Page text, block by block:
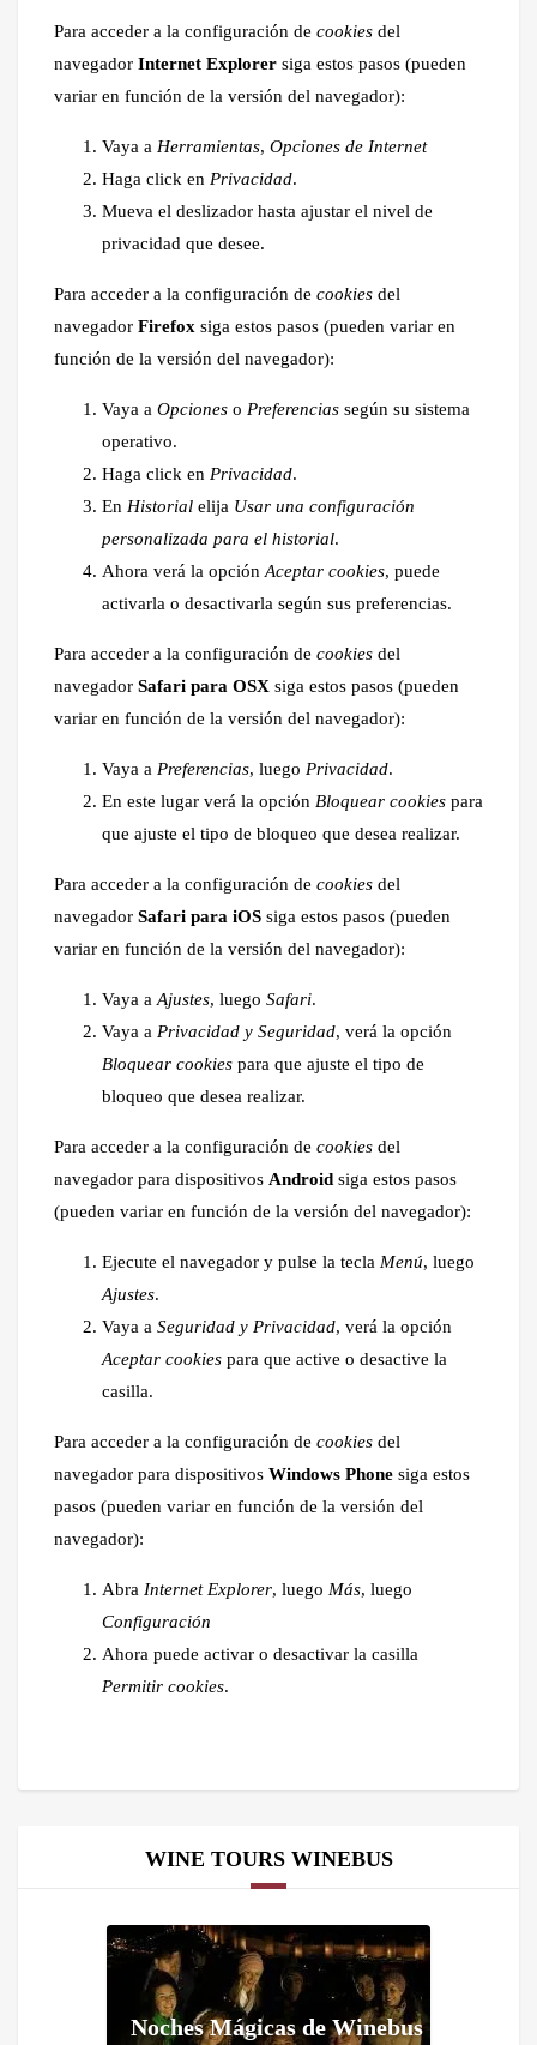
Para acceder a la configuración de cookies del
navegador Internet Explorer siga estos pasos (pueden
variar en función de la versión del navegador):
Vaya a Herramientas, Opciones de Internet
Haga click en Privacidad.
Mueva el deslizador hasta ajustar el nivel de
privacidad que desee.
Para acceder a la configuración de cookies del
navegador Firefox siga estos pasos (pueden variar en
función de la versión del navegador):
Vaya a Opciones o Preferencias según su sistema
operativo.
Haga click en Privacidad.
En Historial elija Usar una configuración
personalizada para el historial.
Ahora verá la opción Aceptar cookies, puede
activarla o desactivarla según sus preferencias.
Para acceder a la configuración de cookies del
navegador Safari para OSX siga estos pasos (pueden
variar en función de la versión del navegador):
Vaya a Preferencias, luego Privacidad.
En este lugar verá la opción Bloquear cookies para
que ajuste el tipo de bloqueo que desea realizar.
Para acceder a la configuración de cookies del
navegador Safari para iOS siga estos pasos (pueden
variar en función de la versión del navegador):
Vaya a Ajustes, luego Safari.
Vaya a Privacidad y Seguridad, verá la opción
Bloquear cookies para que ajuste el tipo de
bloqueo que desea realizar.
Para acceder a la configuración de cookies del
navegador para dispositivos Android siga estos pasos
(pueden variar en función de la versión del navegador):
Ejecute el navegador y pulse la tecla Menú, luego
Ajustes.
Vaya a Seguridad y Privacidad, verá la opción
Aceptar cookies para que active o desactive la
casilla.
Para acceder a la configuración de cookies del
navegador para dispositivos Windows Phone siga estos
pasos (pueden variar en función de la versión del
navegador):
Abra Internet Explorer, luego Más, luego
Configuración
Ahora puede activar o desactivar la casilla
Permitir cookies.
WINE TOURS WINEBUS
Noches Mágicas de Winebus